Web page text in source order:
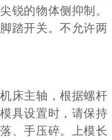
锐的物体侧抑制。
踏开关。不允许两
床主轴，根据螺杆
具设置时，请保持
、手压碎。上模长